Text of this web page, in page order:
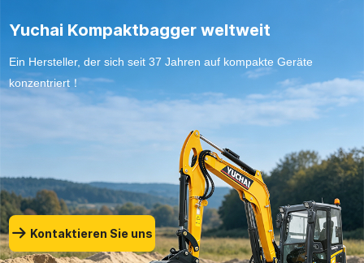
Yuchai Kompaktbagger weltweit
Ein Hersteller, der sich seit 37 Jahren auf kompakte Geräte
konzentriert！
Kontaktieren Sie uns